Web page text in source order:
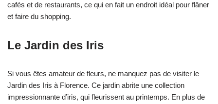
cafés et de restaurants, ce qui en fait un endroit idéal pour flâner
et faire du shopping.
Le Jardin des Iris
Si vous êtes amateur de fleurs, ne manquez pas de visiter le
Jardin des Iris à Florence. Ce jardin abrite une collection
impressionnante d’iris, qui fleurissent au printemps. En plus de